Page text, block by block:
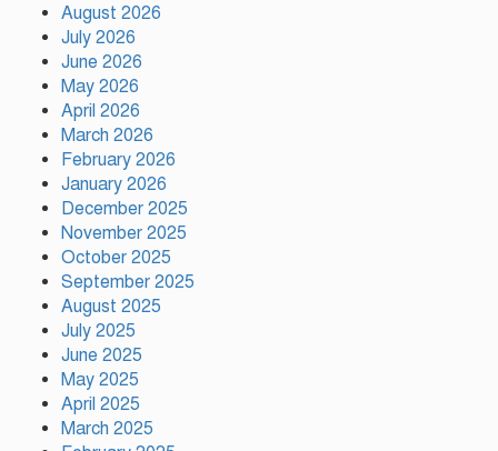
August 2026
July 2026
June 2026
May 2026
April 2026
March 2026
February 2026
January 2026
December 2025
November 2025
October 2025
September 2025
August 2025
July 2025
June 2025
May 2025
April 2025
March 2025